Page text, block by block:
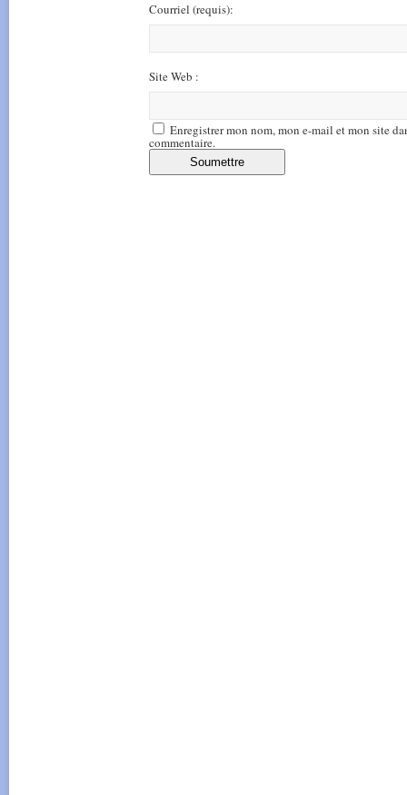
Courriel (requis):
Site Web :
Enregistrer mon nom, mon e-mail et mon site
commentaire.